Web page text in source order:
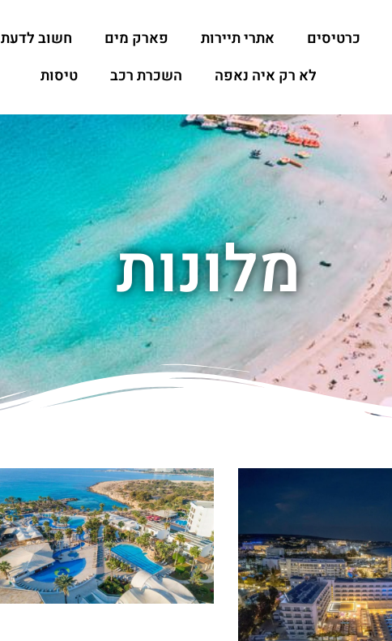
כרטיסים אתרי תיירות פארק מים חשוב לדעת
לא רק איה נאפה
השכרת רכב טיסות
מלונות